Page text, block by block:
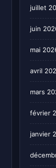
juillet
juin
mai
avril
mars
février
janvier